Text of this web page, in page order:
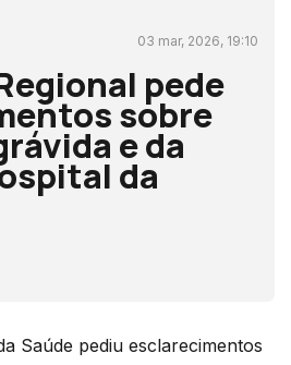
03 mar, 2026, 19:10
pede
sobre
e da
da
Saúde pediu esclarecimentos